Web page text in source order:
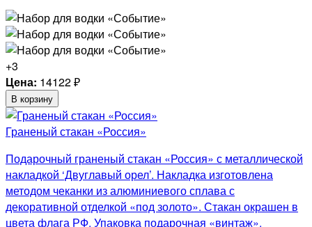
+3
Цена: 14122₽
В корзину
Граненый стакан «Россия»
Подарочный граненый стакан «Россия» с металлической
накладкой ‘Двуглавый орел’. Накладка изготовлена
методом чеканки из алюминиевого сплава с
декоративной отделкой «под золото». Стакан окрашен в
цвета флага РФ. Упаковка подарочная «винтаж».